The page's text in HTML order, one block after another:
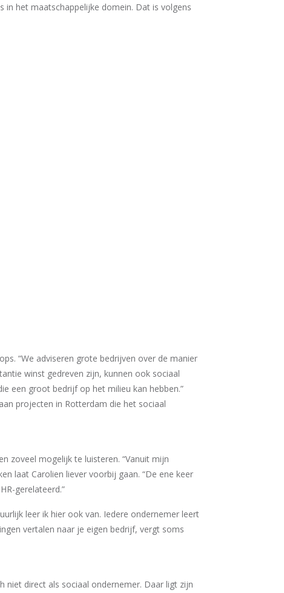
in het maatschappelijke domein. Dat is volgens
“We adviseren grote bedrijven over de manier
winst gedreven zijn, kunnen ook sociaal
een groot bedrijf op het milieu kan hebben.”
projecten in Rotterdam die het sociaal
zoveel mogelijk te luisteren. “Vanuit mijn
laat Carolien liever voorbij gaan. “De ene keer
gerelateerd.”
leer ik hier ook van. Iedere ondernemer leert
vertalen naar je eigen bedrijf, vergt soms
niet direct als sociaal ondernemer. Daar ligt zijn